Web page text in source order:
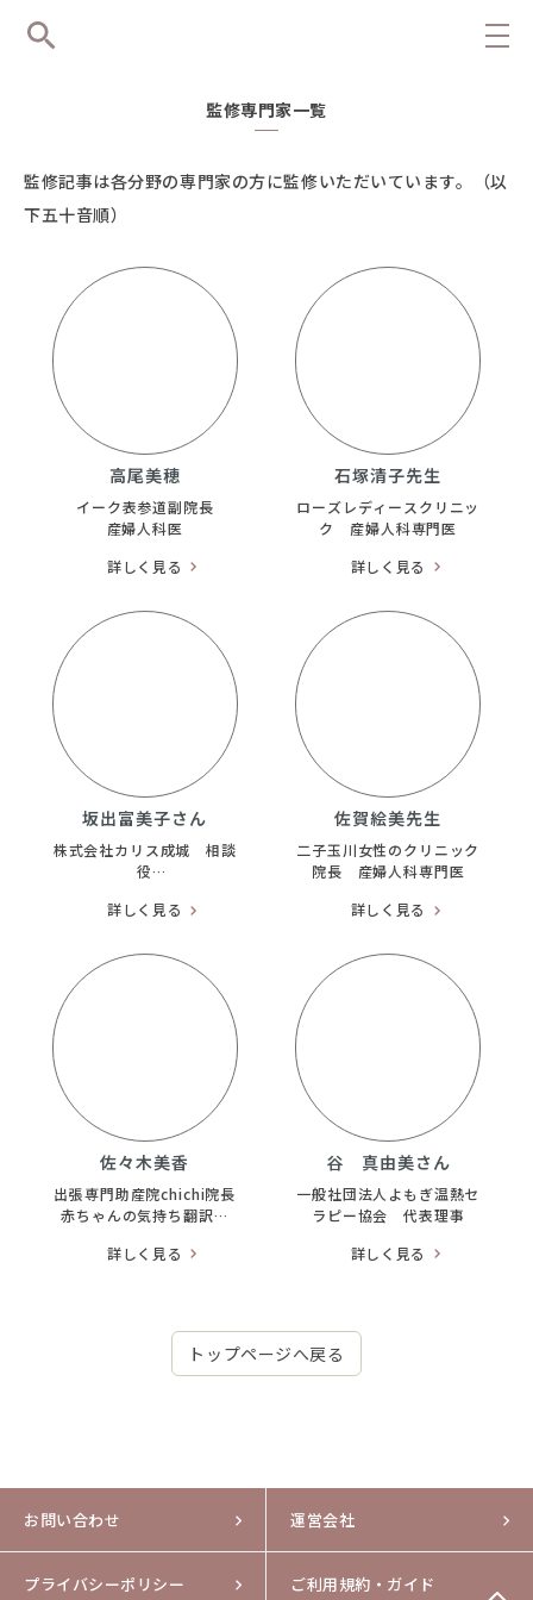
監修専門家一覧
監修記事は各分野の専門家の方に監修いただいています。
（以
下五十音順）
高尾美穂
イーク表参道副院長
産婦人科医
詳しく見る
石塚清子先生
ローズレディースクリニッ
ク 産婦人科専門医
詳しく見る
坂出富美子さん
株式会社カリス成城 相談
役
MegumiHerbal 代表
ｰ 参与
詳しく見る
佐賀絵美先生
二子玉川女性のクリニック
院長 産婦人科専門医
詳しく見る
佐々木美香
出張専門助産院chichi院長
赤ちゃんの気持ち翻訳家
詳しく見る
谷 真由美さん
一般社団法人よもぎ温熱セ
ラピー協会 代表理事
詳しく見る
トップページへ戻る
お問い合わせ 運営会社
プライバシーポリシー ご利用規約・ガイド